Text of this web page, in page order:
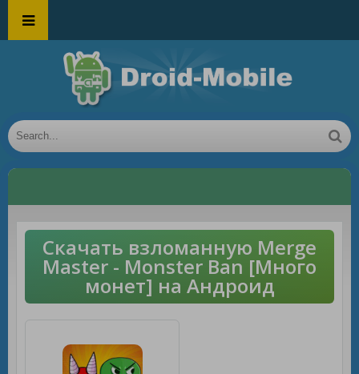
Скачать взломанную Merge
Master - Monster Ban [Много
монет] на Андроид